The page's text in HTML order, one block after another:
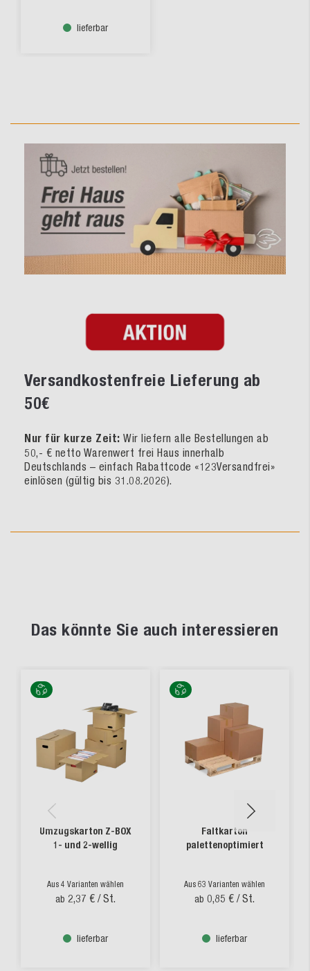
lieferbar
Versandkostenfreie Lieferung ab
50€
Nur für kurze Zeit: Wir liefern alle Bestellungen ab
50,- € netto Warenwert frei Haus innerhalb
Deutschlands – einfach Rabattcode «123Versandfrei»
einlösen (gültig bis 31.08.2026).
Das könnte Sie auch interessieren
Umzugskarton Z-BOX
1- und 2-wellig
Aus 4 Varianten wählen
ab 2,37 € / St.
lieferbar
Faltkarton
palettenoptimiert
Aus 63 Varianten wählen
ab 0,85 € / St.
lieferbar